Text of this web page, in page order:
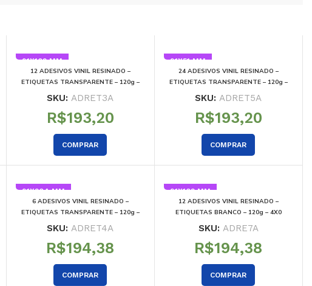
91X102 MM
12 ADESIVOS VINIL RESINADO –
ETIQUETAS TRANSPARENTE – 120g –
SKU:ADRET3A
R$
COMPRAR
91X51 MM
24 ADESIVOS VINIL RESINADO –
ETIQUETAS TRANSPARENTE – 120g –
SKU:ADRET5A
R$
COMPRAR
91X204 MM
6 ADESIVOS VINIL RESINADO –
ETIQUETAS TRANSPARENTE – 120g –
SKU:ADRET4A
R$
COMPRAR
91X102 MM
12 ADESIVOS VINIL RESINADO –
ETIQUETAS BRANCO – 120g – 4X0
SKU: ADRE7A
R$
COMPRAR